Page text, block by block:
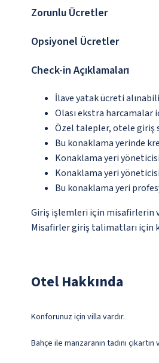
Zorunlu Ücretler
Opsiyonel Ücretler
Check-in Açıklamaları
İlave yatak ücreti
Olası ekstra
Özel talepler, otele giriş
Bu konaklama yerinde
Konaklama yeri
Konaklama yeri
Bu konaklama yeri
Giriş işlemleri için misafirlerin
Misafirler giriş talimatları için
Otel Hakkında
Konforunuz için villa vardır.
Bahçe ile manzaranın tadını